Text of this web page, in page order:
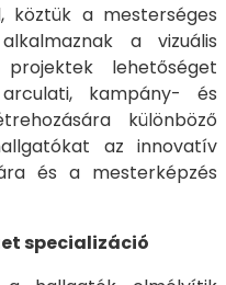
köztük a mesterséges
a vizuális
lehetőséget
kampány- és
különböző
az innovatív
és a mesterképzés
specializáció